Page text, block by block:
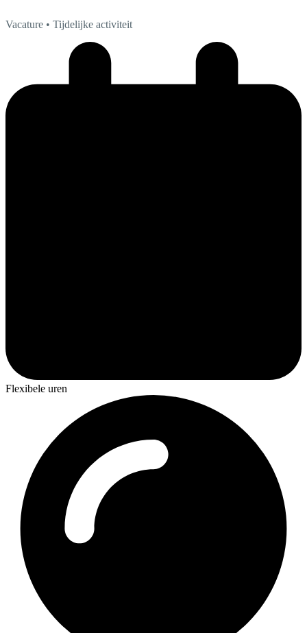
Vacature • Tijdelijke activiteit
Flexibele uren